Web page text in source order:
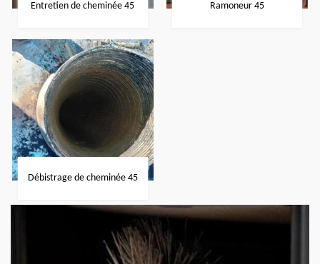
Entretien de cheminée 45 Ramoneur 45
Débistrage de cheminée 45